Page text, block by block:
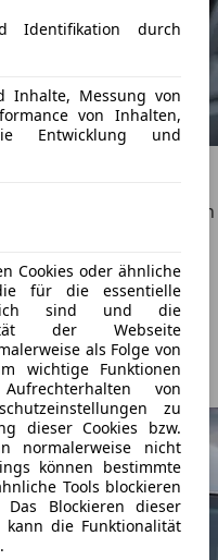
Identifikation durch
Inhalte, Messung von
von Inhalten,
Entwicklung und
Cookies oder ähnliche
für die essentielle
sind und die
der Webseite
als Folge von
wichtige Funktionen
von
zu
dieser Cookies bzw.
normalerweise nicht
können bestimmte
Tools blockieren
Blockieren dieser
kann die Funktionalität
im Winter für Wärme:
das nicht nur den
die
es notwendig,
zu gehen und die Auto-